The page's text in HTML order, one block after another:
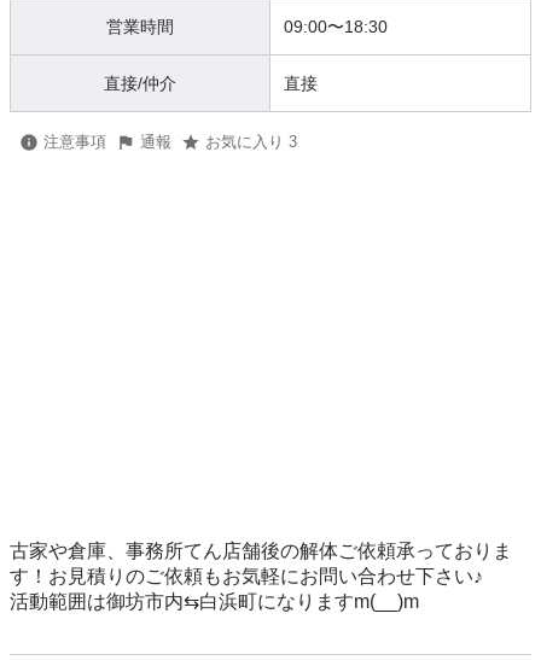
営業時間 09:00〜18:30
直接/仲介 直接
注意事項 通報 お気に入り 3
古家や倉庫、事務所てん店舗後の解体ご依頼承っておりま
す！お見積りのご依頼もお気軽にお問い合わせ下さい♪
活動範囲は御坊市内⇆白浜町になりますm(__)m